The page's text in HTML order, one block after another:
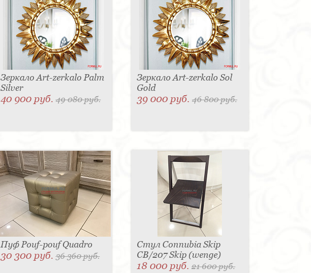
Зеркало Art-zerkalo Palm
Silver
40 900 руб. 49 080 руб.
Зеркало Art-zerkalo Sol
Gold
39 000 руб.46 800 руб.
Пуф Pouf-pouf Quadro
30 300 руб. 36 360 руб.
Стул Connubia Skip
CB/207 Skip (wenge)
18 000 руб.21 600 руб.